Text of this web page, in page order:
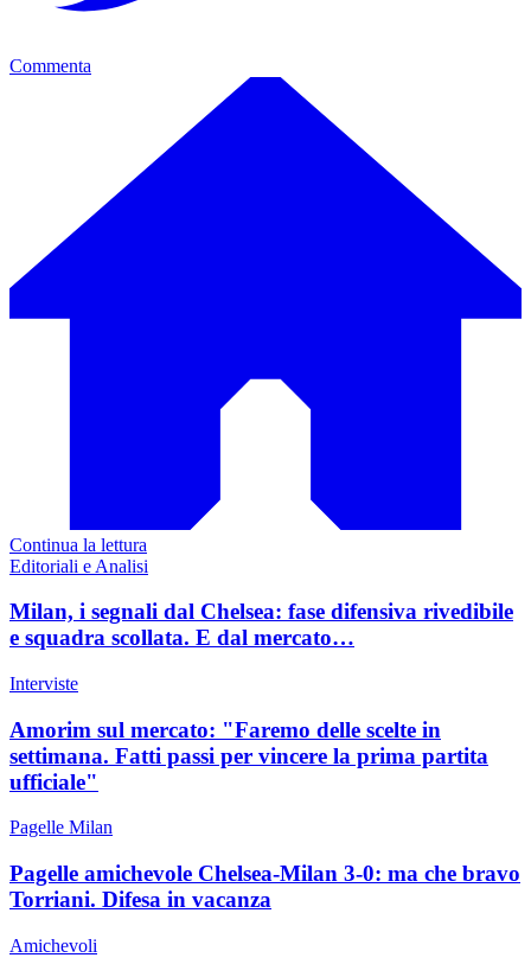
Commenta
Continua la lettura
Editoriali e Analisi
Milan, i segnali dal Chelsea: fase difensiva rivedibile
e squadra scollata. E dal mercato…
Interviste
Amorim sul mercato: "Faremo delle scelte in
settimana. Fatti passi per vincere la prima partita
ufficiale"
Pagelle Milan
Pagelle amichevole Chelsea-Milan 3-0: ma che bravo
Torriani. Difesa in vacanza
Amichevoli